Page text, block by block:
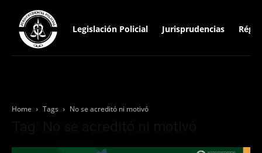
Legislación Policial Jurisprudencias
Home Tags No se acreditó ni motivó